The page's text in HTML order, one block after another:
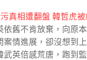
真相遭翻盤 韓哲虎
依舊不肯放棄，向原
案情進展，卻沒想到
武英倍感荒唐，跑到